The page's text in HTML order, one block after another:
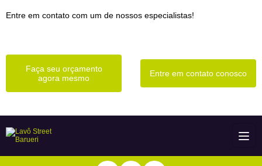
Entre em contato com um de nossos especialistas!
Faça seu orçamento
agora mesmo
Entre em contato conosco